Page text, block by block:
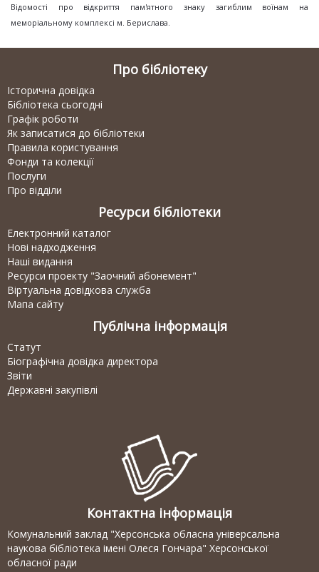
Відомості про відкриття пам'ятного знаку загиблим воїнам на
меморіальному комплексі м. Берислава.
Про бібліотеку
Історична довідка
Бібліотека сьогодні
Графік роботи
Як записатися до бібліотеки
Правила користування
Фонди та колекції
Послуги
Про відділи
Ресурси бібліотеки
Електронний каталог
Нові надходження
Наші видання
Ресурси проекту "Заочний абонемент"
Віртуальна довідкова служба
Мапа сайту
Публічна інформація
Статут
Біографічна довідка директора
Звіти
Державні закупівлі
Контактна інформація
Комунальний заклад "Херсонська обласна універсальна
наукова бібліотека імені Олеся Гончара" Херсонської
обласної ради